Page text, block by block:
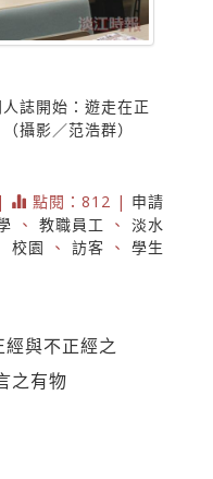
誌開始：遊走在正
攝影／范浩群）
點閱：812 | 申請
、 教職員工 、 淡水
校園
、 訪客 、 學生
與不正經之
之有物